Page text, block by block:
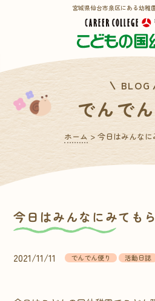
宮城県仙台市泉区にある幼稚
BLOG
でんで
ホーム> 今日はみんなに
今日はみんなにみても
2021/11/11 でんでん便り 活動日誌